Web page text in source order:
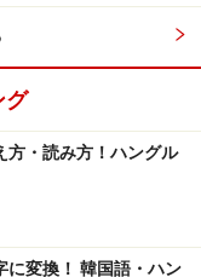
ハゴ イッソヨ／
旅程を聞かれるこ
ルに来ました）
グ
方・読み方！ハングル
に変換！ 韓国語・ハン